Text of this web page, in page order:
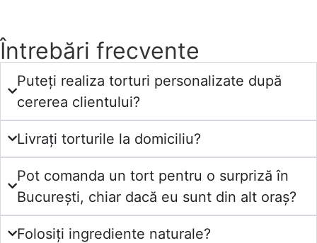
Întrebări frecvente
Puteți realiza torturi personalizate după
cererea clientului?
Livrați torturile la domiciliu?
Pot comanda un tort pentru o surpriză în
București, chiar dacă eu sunt din alt oraș?
Folosiți ingrediente naturale?